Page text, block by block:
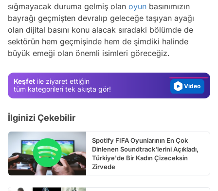
sığmayacak duruma gelmiş olan oyun basınımızın
bayrağı geçmişten devralıp geleceğe taşıyan ayağı
olan dijital basını konu alacak sıradaki bölümde de
sektörün hem geçmişinde hem de şimdiki halinde
büyük emeği olan önemli isimleri göreceğiz.
Keşfet ile ziyaret ettiğin
tüm kategorileri tek akışta gör!
Video
Video
İlginizi Çekebilir
Spotify FIFA Oyunlarının En Çok
Dinlenen Soundtrack'lerini Açıkladı,
Türkiye'de Bir Kadın Çizeceksin
Zirvede